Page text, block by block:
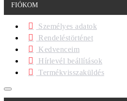
FIÓKOM
Személyes adatok
Rendeléstörténet
Kedvenceim
Hírlevél beállítások
Termékvisszaküldés